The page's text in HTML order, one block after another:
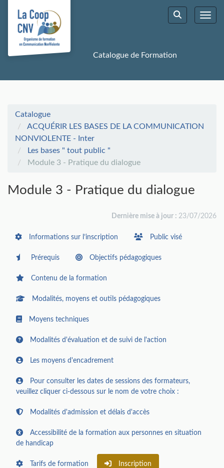
Aller au menu principal
Aller au contenu principal
Personnaliser l'interface
Rechercher
Catalogue de Formation
Catalogue
ACQUÉRIR LES BASES DE LA COMMUNICATION
NONVIOLENTE - Inter
Les bases " tout public "
Module 3 - Pratique du dialogue
Module 3 - Pratique du dialogue
Dernière mise à jour : 23/07/2026
Informations sur l’inscription Public visé
Prérequis Objectifs pédagogiques
Contenu de la formation
Modalités, moyens et outils pédagogiques
Moyens techniques
Modalités d'évaluation et de suivi de l'action
Les moyens d'encadrement
Pour consulter les dates de sessions des formateurs,
veuillez cliquer ci-dessous sur le nom de votre choix :
Modalités d'admission et délais d'accès
Accessibilité de la formation aux personnes en situation
de handicap
Tarifs de formation Inscription